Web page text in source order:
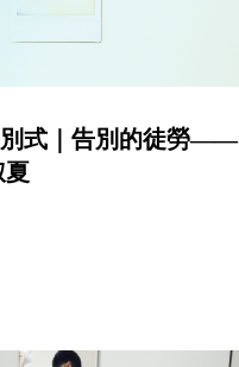
別式｜告別的徒勞——